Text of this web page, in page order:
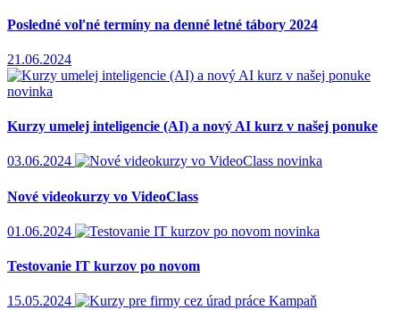
Posledné voľné termíny na denné letné tábory 2024
21.06.2024
novinka
Kurzy umelej inteligencie (AI) a nový AI kurz v našej ponuke
03.06.2024 novinka
Nové videokurzy vo VideoClass
01.06.2024 novinka
Testovanie IT kurzov po novom
15.05.2024 Kampaň